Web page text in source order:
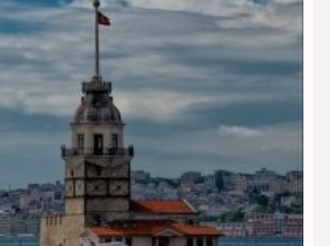
دسترسی عالی به
یکی از مزیت‌های مهم هتل پرا رز، موقعیت
اطراف هتل پر از کافه‌ها، رستوران‌ها و
بنابراین مهمانان می‌توانند در کنار
متنوع استانبول را هم در نزدیکی محل اقامت